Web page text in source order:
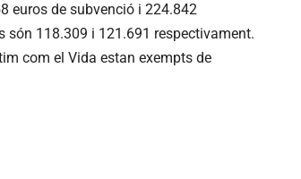
euros de subvenció i 224.842
són 118.309 i 121.691 respectivament.
com el Vida estan exempts de